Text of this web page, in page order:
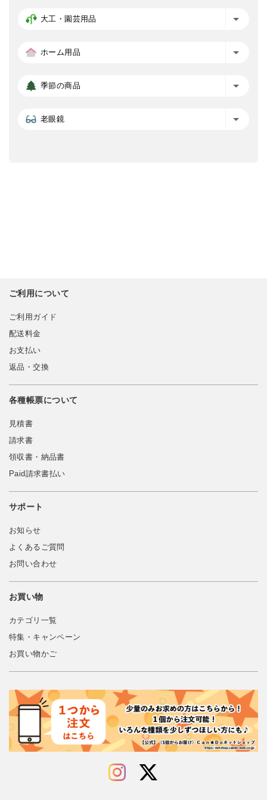
大工・園芸用品
ホーム用品
季節の商品
老眼鏡
ご利用について
ご利用ガイド
配送料金
お支払い
返品・交換
各種帳票について
見積書
請求書
領収書・納品書
Paid請求書払い
サポート
お知らせ
よくあるご質問
お問い合わせ
お買い物
カテゴリ一覧
特集・キャンペーン
お買い物かご